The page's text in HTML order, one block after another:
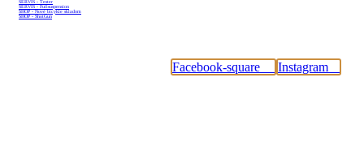
SERVIS - Tester
SERVIS - Fullsuspension
SHOP - Nové bicykle skladom
SHOP - ShotGun
Facebook-square Instagram